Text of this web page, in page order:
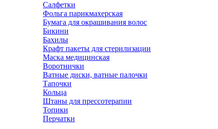
Салфетки
Фольга парикмахерская
Бумага для окрашивания волос
Бикини
Бахилы
Крафт пакеты для стерилизации
Маска медицинская
Воротнички
Ватные диски, ватные палочки
Тапочки
Кольца
Штаны для прессотерапии
Топики
Перчатки